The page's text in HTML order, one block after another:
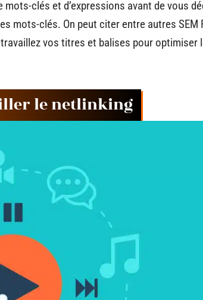
clés et d’expressions avant de vous
mots-clés. On peut citer entre autres SEM
vos titres et balises pour optimiser
le netlinking